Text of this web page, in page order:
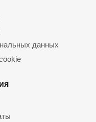
данных